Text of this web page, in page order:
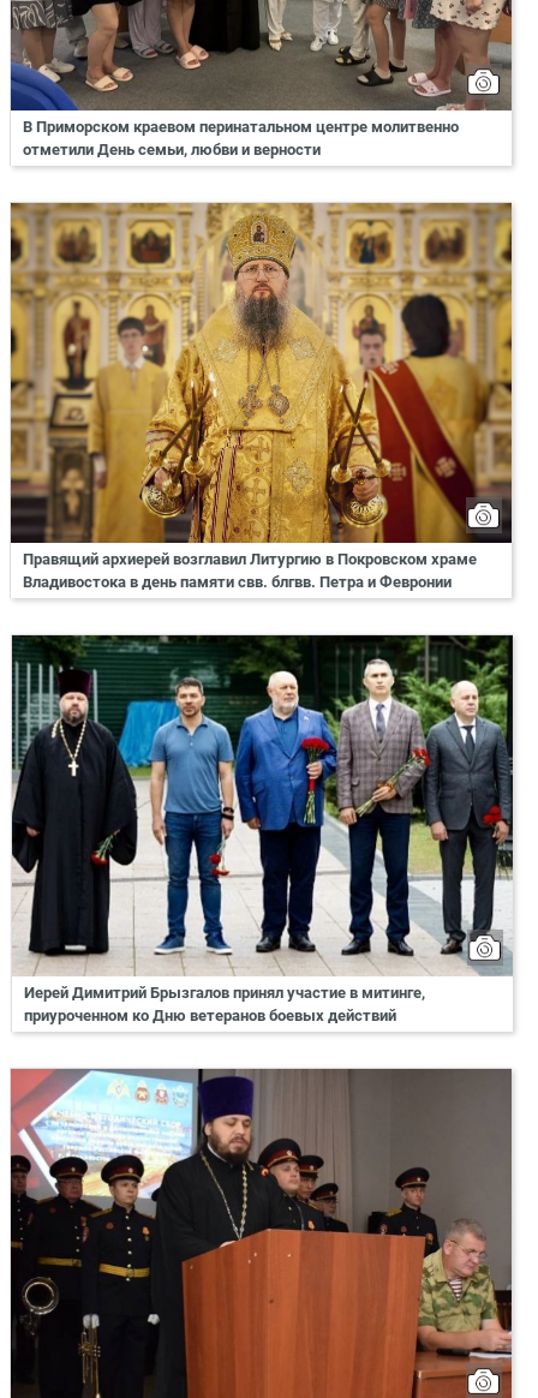
В Приморском краевом перинатальном центре молитвенно
отметили День семьи, любви и верности
Правящий архиерей возглавил Литургию в Покровском храме
Владивостока в день памяти свв. блгвв. Петра и Февронии
Иерей Димитрий Брызгалов принял участие в митинге,
приуроченном ко Дню ветеранов боевых действий